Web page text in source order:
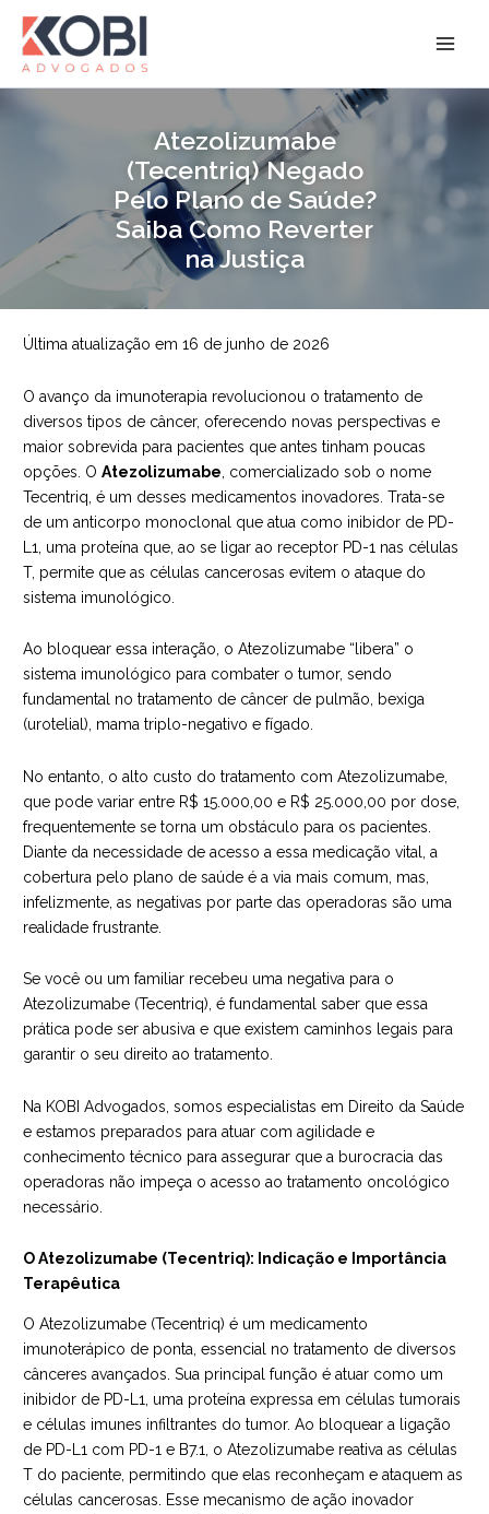
para
conteúdo
Atezolizumabe
(Tecentriq) Negado
Pelo Plano de Saúde?
Saiba Como Reverter
na Justiça
Última atualização em 16 de junho de 2026
O avanço da imunoterapia revolucionou o tratamento de
diversos tipos de câncer, oferecendo novas perspectivas e
maior sobrevida para pacientes que antes tinham poucas
opções. O Atezolizumabe , comercializado sob o nome
Tecentriq, é um desses medicamentos inovadores. Trata-se
de um anticorpo monoclonal que atua como inibidor de PD-
L1, uma proteína que, ao se ligar ao receptor PD-1 nas células
T, permite que as células cancerosas evitem o ataque do
sistema imunológico.
Ao bloquear essa interação, o Atezolizumabe “libera” o
sistema imunológico para combater o tumor, sendo
fundamental no tratamento de câncer de pulmão, bexiga
(urotelial), mama triplo-negativo e fígado.
No entanto, o alto custo do tratamento com Atezolizumabe,
que pode variar entre R$ 15.000,00 e R$ 25.000,00 por dose,
frequentemente se torna um obstáculo para os pacientes.
Diante da necessidade de acesso a essa medicação vital, a
cobertura pelo plano de saúde é a via mais comum, mas,
infelizmente, as negativas por parte das operadoras são uma
realidade frustrante.
Se você ou um familiar recebeu uma negativa para o
Atezolizumabe (Tecentriq), é fundamental saber que essa
prática pode ser abusiva e que existem caminhos legais para
garantir o seu direito ao tratamento.
Na KOBI Advogados , somos especialistas em Direito da Saúde
e estamos preparados para atuar com agilidade e
conhecimento técnico para assegurar que a burocracia das
operadoras não impeça o acesso ao tratamento oncológico
necessário.
O Atezolizumabe (Tecentriq): Indicação e Importância
Terapêutica
O Atezolizumabe (Tecentriq) é um medicamento
imunoterápico de ponta, essencial no tratamento de diversos
cânceres avançados. Sua principal função é atuar como um
inibidor de PD-L1, uma proteína expressa em células tumorais
e células imunes infiltrantes do tumor. Ao bloquear a ligação
de PD-L1 com PD-1 e B7.1, o Atezolizumabe reativa as células
T do paciente, permitindo que elas reconheçam e ataquem as
células cancerosas. Esse mecanismo de ação inovador